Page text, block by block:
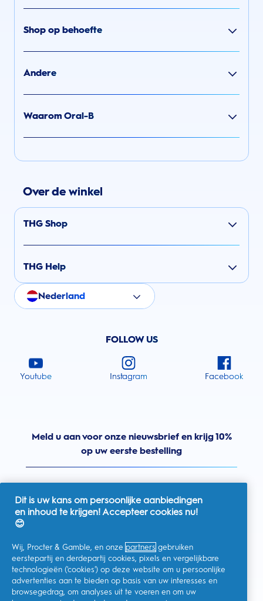
Shop op behoefte
Andere
Waarom Oral-B
Over de winkel
THG Shop
THG Help
Nederland
FOLLOW US
Youtube Instagram Facebook
Meld u aan voor onze nieuwsbrief en krijg 10%
op uw eerste bestelling
Ik geef toestemming voor het ontvangen van
gepersonaliseerde communicatie met betrekking tot
aanbiedingen, nieuws en andere promotionele initiatieven van
Oral-B en andere
P&G-merken
Dit is uw kans om persoonlijke aanbiedingen
en inhoud te krijgen! Accepteer cookies nu!
😊
Wij, Procter & Gamble, en onze partners gebruiken
eerstepartij en derdepartij cookies, pixels en vergelijkbare
technologieën ('cookies') op deze website om u persoonlijke
advertenties aan te bieden op basis van uw interesses en
browsegedrag, om analyses uit te voeren en om uw